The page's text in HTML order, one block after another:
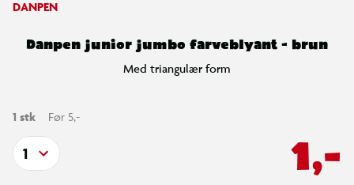
DANPEN
Danpen junior jumbo farveblyant - brun
Med triangulær form
1 stk Før 5,-
1,-
1